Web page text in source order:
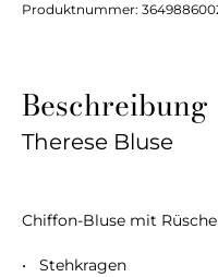
Produktnummer:
Beschreibung
Therese Bluse
Chiffon-Bluse mit
• Stehkragen